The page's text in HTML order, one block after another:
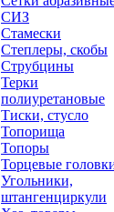
СИЗ
Стамески
Степлеры, скобы
Струбцины
Терки
полиуретановые
Тиски, стусло
Топорища
Топоры
Торцевые
Угольники,
штангенциркули